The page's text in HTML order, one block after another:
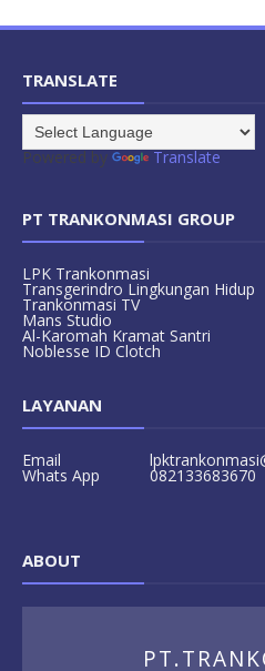
TRANSLATE
Powered by Translate
PT TRANKONMASI GROUP
LPK Trankonmasi
Transgerindro Lingkungan Hidup
Trankonmasi TV
Mans Studio
Al-Karomah Kramat Santri
Noblesse ID Clotch
LAYANAN
Email
Whats App 082133683670
ABOUT